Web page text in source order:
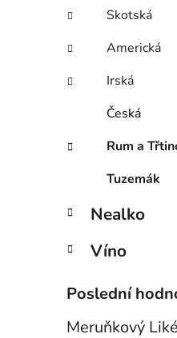
Skotská
Americká
Irská
Česká
Rum a
Tuzemák
Nealko
Víno
Poslední